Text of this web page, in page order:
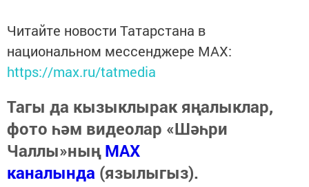
Читайте новости Татарстана в
национальном мессенджере MАХ:
https://max.ru/tatmedia
Тагы да кызыклырак яңалыклар,
фото һәм видеолар «Шәһри
Чаллы»ныңMAX
каналында (язылыгыз).